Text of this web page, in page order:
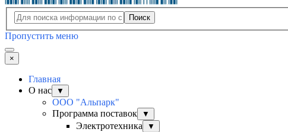
Поиск
Пропустить меню
×
Главная
О нас
▼
ООО "Альпарк"
Программа поставок
▼
Электротехника ▼